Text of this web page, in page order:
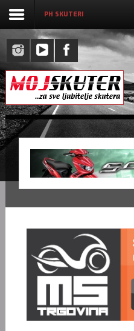
PH SKUTERI